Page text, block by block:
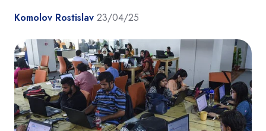
Komolov Rostislav 23/04/25